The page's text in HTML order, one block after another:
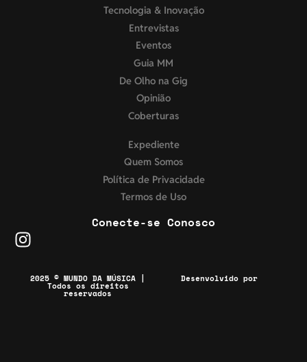
Tecnologia & Inovação
Entrevistas
Eventos
Guia MM
De Olho na Gig
Opinião
Coberturas
Expediente
Quem Somos
Política de Privacidade
Termos de Uso
Conecte-se Conosco
2025 © MUNDO DA MÚSICA |
Todos os direitos
reservados
Desenvolvido por